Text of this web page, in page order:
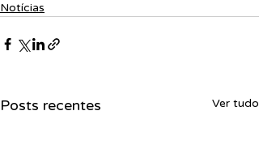
Notícias
Posts recentes Ver tudo